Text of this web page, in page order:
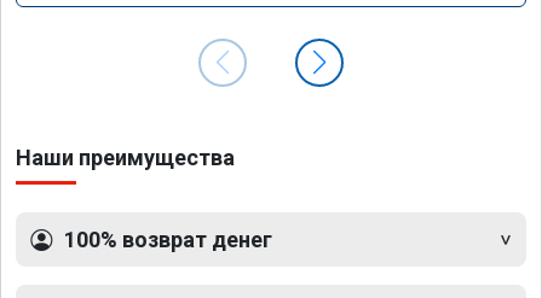
Наши преимущества
100% возврат денег